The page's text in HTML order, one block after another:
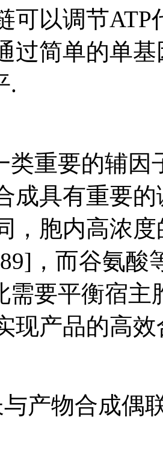
可以调节
过简单的单
.
类重要的辅
成具有重要
，胞内高浓
，而谷氨酸
需要平衡宿
现产品的高效
产物合成偶